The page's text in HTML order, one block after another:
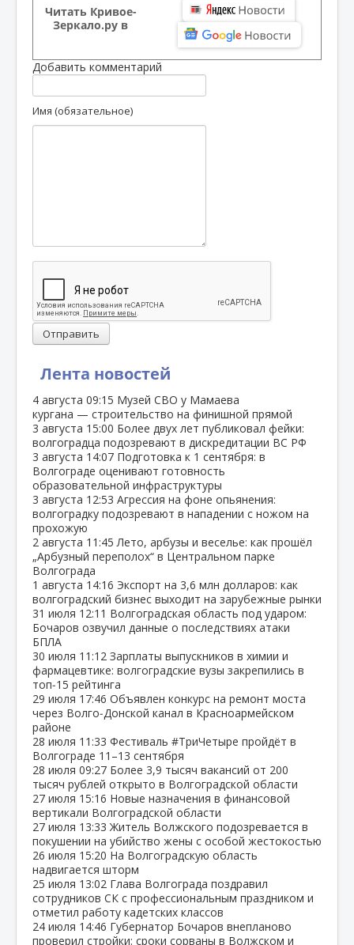
Лента новостей
4 августа 09:15 Музей СВО у Мамаева
кургана — строительство на финишной прямой
3 августа 15:00 Более двух лет публиковал фейки:
волгоградца подозревают в дискредитации ВС РФ
3 августа 14:07 Подготовка к 1 сентября: в
Волгограде оценивают готовность
образовательной инфраструктуры
3 августа 12:53 Агрессия на фоне опьянения:
волгоградку подозревают в нападении с ножом на
прохожую
2 августа 11:45 Лето, арбузы и веселье: как прошёл
„Арбузный переполох“ в Центральном парке
Волгограда
1 августа 14:16 Экспорт на 3,6 млн долларов: как
волгоградский бизнес выходит на зарубежные рынки
31 июля 12:11 Волгоградская область под ударом:
Бочаров озвучил данные о последствиях атаки
БПЛА
30 июля 11:12 Зарплаты выпускников в химии и
фармацевтике: волгоградские вузы закрепились в
топ‑15 рейтинга
29 июля 17:46 Объявлен конкурс на ремонт моста
через Волго‑Донской канал в Красноармейском
районе
28 июля 11:33 Фестиваль #ТриЧетыре пройдёт в
Волгограде 11–13 сентября
28 июля 09:27 Более 3,9 тысяч вакансий от 200
тысяч рублей открыто в Волгоградской области
27 июля 15:16 Новые назначения в финансовой
вертикали Волгоградской области
27 июля 13:33 Житель Волжского подозревается в
покушении на убийство жены с особой жестокостью
26 июля 15:20 На Волгоградскую область
надвигается шторм
25 июля 13:02 Глава Волгограда поздравил
сотрудников СК с профессиональным праздником и
отметил работу кадетских классов
24 июля 14:46 Губернатор Бочаров внепланово
проверил стройки: сроки сорваны в Волжском и
Читать Кривое-
Зеркало.ру в
Добавить комментарий
Имя (обязательное)
Отправить